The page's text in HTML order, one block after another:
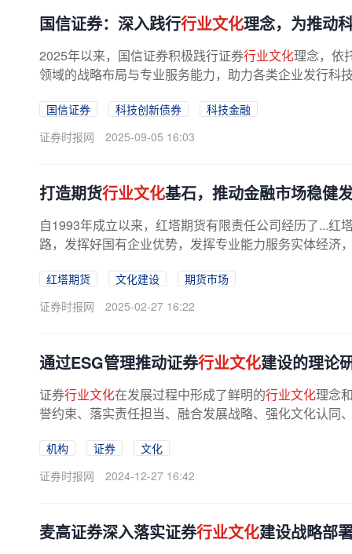
国信证券：深入践行行业文化理念，为推动
2025年以来，国信证券积极践行证券行业文化理念，依
领域的战略布局与专业服务能力，助力各类企业发行科
国信证券 科技创新债券
科技金融
证券时报网
2025-09-05 16:03
打造期货行业文化基石，推动金融市场稳健
自1993年成立以来，红塔期货有限责任公司经历了...红
路，发挥好国有企业优势，发挥专业能力服务实体经济
红塔期货 文化建设
期货市场
证券时报网
2025-02-27 16:22
通过ESG管理推动证券行业文化建设的理论
证券行业文化在发展过程中形成了鲜明的行业文化理念
誉约束、落实责任担当、融合发展战略、强化文化认同
机构 证券
文化
证券时报网
2024-12-27 16:42
麦高证券深入落实证券行业文化建设战略部